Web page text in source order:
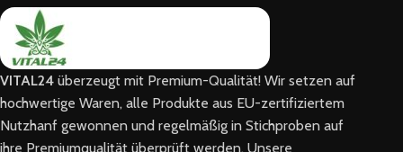
VITAL24 überzeugt mit Premium-Qualität! Wir setzen auf
hochwertige Waren, alle Produkte aus EU-zertifiziertem
Nutzhanf gewonnen und regelmäßig in Stichproben auf
ihre Premiumqualität überprüft werden. Unsere